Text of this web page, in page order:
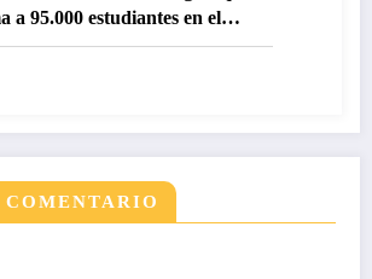
a 95.000 estudiantes en el